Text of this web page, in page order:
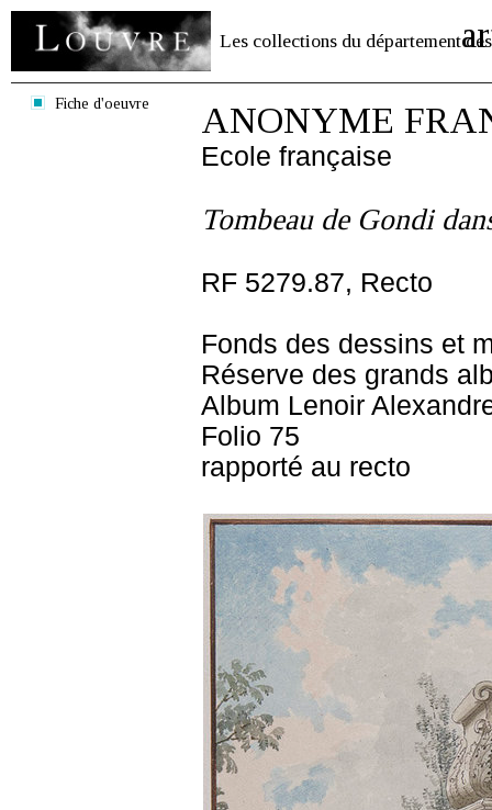
Les collections du département des
Fiche d'oeuvre ANONYME
Ecole française
Tombeau de Gondi
RF 5279.87, Recto
Fonds des dessins et
Réserve des grands
Album Lenoir
Folio 75
rapporté au recto